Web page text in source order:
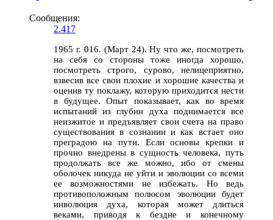
Сообщения:
2.417
1965 г. 016. (Март 24). Ну что же, посмотреть
на себя со стороны тоже иногда хорошо,
посмотреть строго, сурово, нелицеприятно,
взвесив все свои плохие и хорошие качества и
оценив ту поклажу, которую приходится нести
в будущее. Опыт показывает, как во время
испытаний из глубин духа поднимается все
неизжитое и предъявляет свои счета на право
существования в сознании и как встает оно
преградою на пути. Если основы крепки и
прочно внедрены в сущность человека, путь
продолжать все же можно, ибо от смены
оболочек никуда не уйти и эволюции со всеми
ее возможностями не избежать. Но ведь
противоположным полюсом эволюции будет
инволюция духа, которая может длиться
веками, приводя к бездне и конечному